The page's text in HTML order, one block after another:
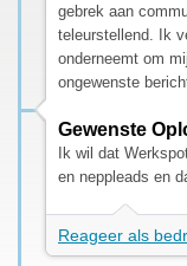
gebrek aan
teleurstellend. Ik
onderneemt om
ongewenste
Gewenste
Ik wil dat
en neppleads en
Reageer als